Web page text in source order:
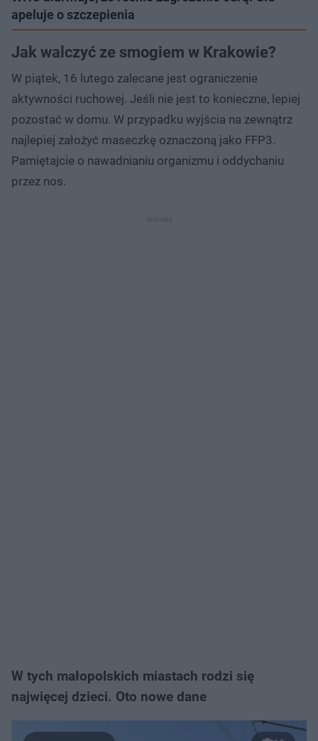
apeluje o szczepienia
Jak walczyć ze smogiem w Krakowie?
W piątek, 16 lutego zalecane jest ograniczenie
aktywności ruchowej. Jeśli nie jest to konieczne, lepiej
pozostać w domu. W przypadku wyjścia na zewnątrz
najlepiej założyć maseczkę oznaczoną jako FFP3.
Pamiętajcie o nawadnianiu organizmu i oddychaniu
przez nos.
W tych małopolskich miastach rodzi się
najwięcej dzieci. Oto nowe dane